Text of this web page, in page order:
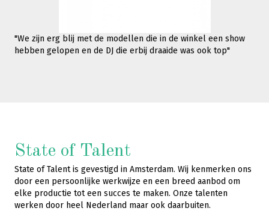
"We zijn erg blij met de modellen die in de winkel een show
hebben gelopen en de DJ die erbij draaide was ook top"
State of Talent
State of Talent is gevestigd in Amsterdam. Wij kenmerken ons
door een persoonlijke werkwijze en een breed aanbod om
elke productie tot een succes te maken. Onze talenten
werken door heel Nederland maar ook daarbuiten.